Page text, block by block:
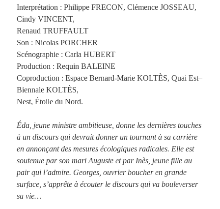
Interprétation : Philippe FRECON, Clémence JOSSEAU,
Cindy VINCENT,
Renaud TRUFFAULT
Son : Nicolas PORCHER
Scénographie : Carla HUBERT
Production : Requin BALEINE
Coproduction : Espace Bernard-Marie KOLTÈS, Quai Est–
Biennale KOLTÈS,
Nest, Étoile du Nord.
Éda, jeune ministre ambitieuse, donne les dernières touches
à un discours qui devrait donner un tournant à sa carrière
en annonçant des mesures écologiques radicales. Elle est
soutenue par son mari Auguste et par Inès, jeune fille au
pair qui l’admire. Georges, ouvrier boucher en grande
surface, s’apprête à écouter le discours qui va bouleverser
sa vie…